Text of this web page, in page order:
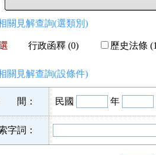
關見解查詢(選類別)
行政函釋 (0) 歷史法條
關見解查詢(設條件)
間： 民國 年
字詞：